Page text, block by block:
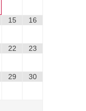
15 16
22 23
29 30